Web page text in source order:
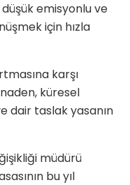
emisyonlu ve
için hızla
karşı
küresel
dair taslak yasanın
müdürü
bu yıl